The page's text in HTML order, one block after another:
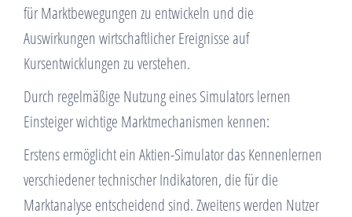
für Marktbewegungen zu entwickeln und die
Auswirkungen wirtschaftlicher Ereignisse auf
Kursentwicklungen zu verstehen.
Durch regelmäßige Nutzung eines Simulators lernen
Einsteiger wichtige Marktmechanismen kennen:
Erstens ermöglicht ein Aktien-Simulator das Kennenlernen
verschiedener technischer Indikatoren, die für die
Marktanalyse entscheidend sind. Zweitens werden Nutzer